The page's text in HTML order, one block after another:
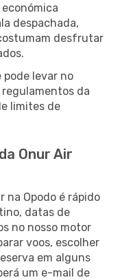
económica
despachada,
desfrutar
pode levar no
da
limites de
Onur Air
na Opodo é rápido
datas de
no nosso motor
voos, escolher
em alguns
um e-mail de